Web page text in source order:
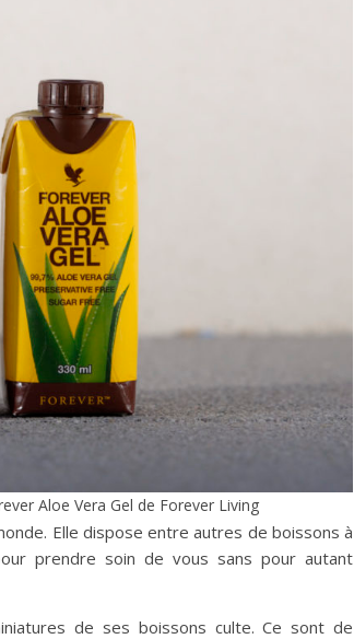
Aloe Vera Gel de Forever Living
Elle dispose entre autres de boissons à
prendre soin de vous sans pour autant
de ses boissons culte. Ce sont de